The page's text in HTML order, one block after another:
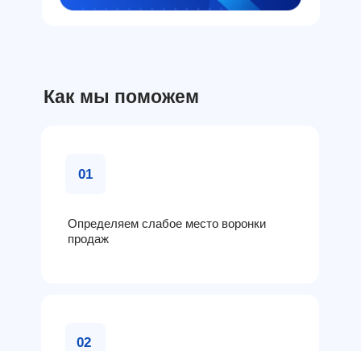
Как мы поможем
01
Определяем слабое место воронки
продаж
02